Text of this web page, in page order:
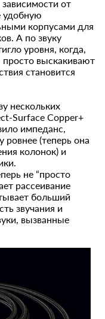
от
удобную
корпусами для
А по звуку
уровня, когда,
выскакивают
становится
нескольких
Surface Copper+
импеданс,
ровнее (теперь она
колонок) и
не “просто
рассеивание
больший
звучания и
вызванные